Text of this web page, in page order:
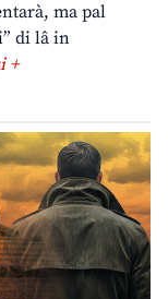
ma pal
di lâ in
+